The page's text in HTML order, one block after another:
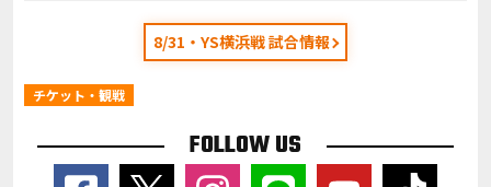
8/31・YS横浜戦 試合情報
チケット・観戦
FOLLOW US